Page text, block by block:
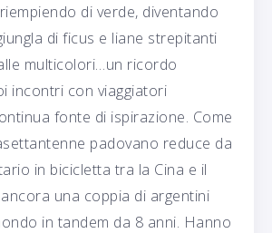
di verde, diventando
di ficus e liane strepitanti
multicolori…un ricordo
incontri con viaggiatori
fonte di ispirazione. Come
padovano reduce da
in bicicletta tra la Cina e il
una coppia di argentini
in tandem da 8 anni. Hanno